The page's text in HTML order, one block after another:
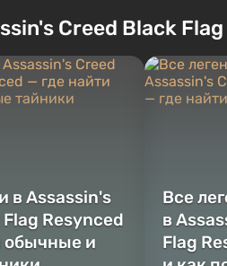
переключаться в
и...
как на
Место
Creed Black
в Assassin's
Resynced
обычные и
Все
в
Flag